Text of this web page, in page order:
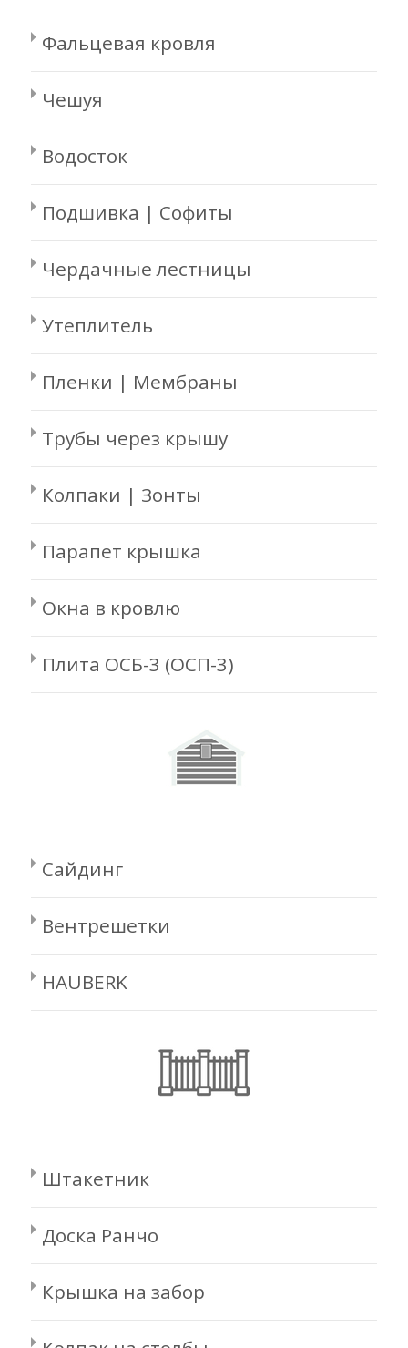
Фальцевая кровля
Чешуя
Водосток
Подшивка | Софиты
Чердачные лестницы
Утеплитель
Пленки | Мембраны
Трубы через крышу
Колпаки | Зонты
Парапет крышка
Окна в кровлю
Плита ОСБ-3 (ОСП-3)
Сайдинг
Вентрешетки
HAUBERK
Штакетник
Доска Ранчо
Крышка на забор